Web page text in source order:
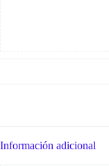
Información adicional